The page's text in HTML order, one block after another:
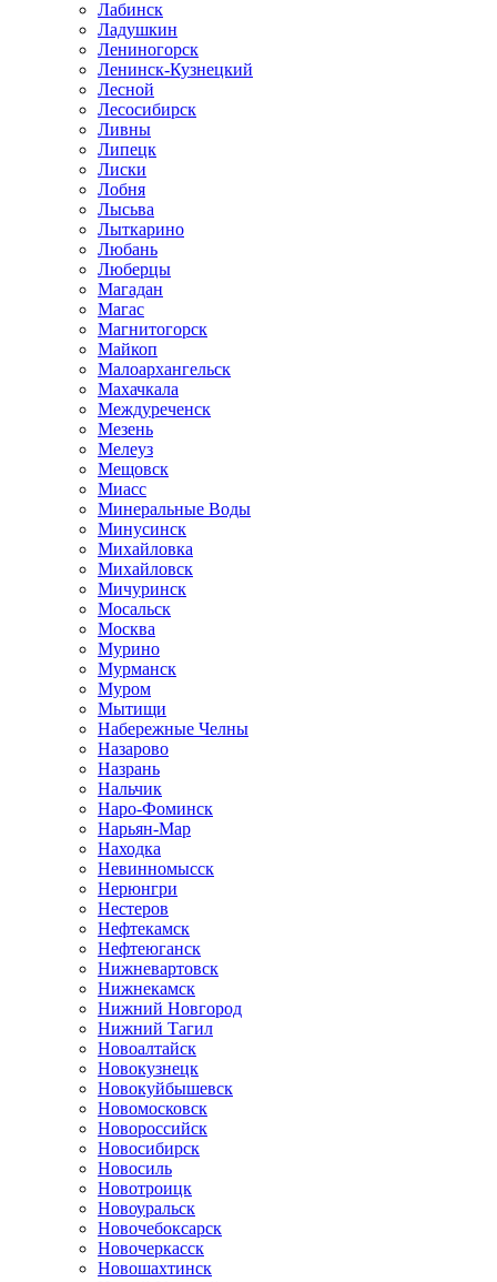
Лабинск
Ладушкин
Лениногорск
Ленинск-Кузнецкий
Лесной
Лесосибирск
Ливны
Липецк
Лиски
Лобня
Лысьва
Лыткарино
Любань
Люберцы
Магадан
Магас
Магнитогорск
Майкоп
Малоархангельск
Махачкала
Междуреченск
Мезень
Мелеуз
Мещовск
Миасс
Минеральные Воды
Минусинск
Михайловка
Михайловск
Мичуринск
Мосальск
Москва
Мурино
Мурманск
Муром
Мытищи
Набережные Челны
Назарово
Назрань
Нальчик
Наро-Фоминск
Нарьян-Мар
Находка
Невинномысск
Нерюнгри
Нестеров
Нефтекамск
Нефтеюганск
Нижневартовск
Нижнекамск
Нижний Новгород
Нижний Тагил
Новоалтайск
Новокузнецк
Новокуйбышевск
Новомосковск
Новороссийск
Новосибирск
Новосиль
Новотроицк
Новоуральск
Новочебоксарск
Новочеркасск
Новошахтинск